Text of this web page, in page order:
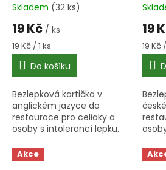
Průměrné
hodnocení
produktu
je
5,0
5
hvězdiček.
Skladem (32 ks)
19 Kč / ks
Měrná
cena:
19 Kč / 1 ks
Do košíku
Bezlepková kartička v
anglickém jazyce do
restaurace pro celiaky a
osoby s intolerancí lepku.
Praktická plastová karta do
peněženky pomůže
jednoduše vysvětlit dietní
je
5,0
5
19
Měrná
cena:
19 Kč
Akce